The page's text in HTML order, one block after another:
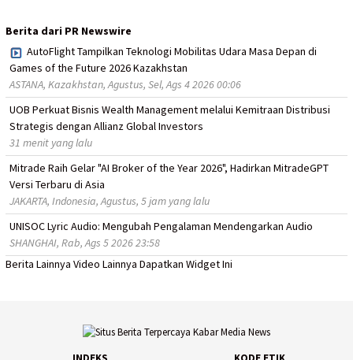
Berita dari PR Newswire
AutoFlight Tampilkan Teknologi Mobilitas Udara Masa Depan di
Games of the Future 2026 Kazakhstan
ASTANA, Kazakhstan, Agustus, Sel, Ags 4 2026 00:06
UOB Perkuat Bisnis Wealth Management melalui Kemitraan Distribusi
Strategis dengan Allianz Global Investors
31 menit yang lalu
Mitrade Raih Gelar "AI Broker of the Year 2026", Hadirkan MitradeGPT
Versi Terbaru di Asia
JAKARTA, Indonesia, Agustus, 5 jam yang lalu
UNISOC Lyric Audio: Mengubah Pengalaman Mendengarkan Audio
SHANGHAI, Rab, Ags 5 2026 23:58
Berita Lainnya Video Lainnya Dapatkan Widget Ini